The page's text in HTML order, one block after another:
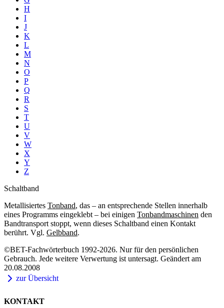
H
I
J
K
L
M
N
O
P
Q
R
S
T
U
V
W
X
Y
Z
Schaltband
Metallisiertes Tonband, das – an entsprechende Stellen innerhalb
eines Programms eingeklebt – bei einigen Tonbandmaschinen den
Bandtransport stoppt, wenn dieses Schaltband einen Kontakt
berührt. Vgl. Gelbband.
©BET-Fachwörterbuch 1992-2026. Nur für den persönlichen
Gebrauch. Jede weitere Verwertung ist untersagt. Geändert am
20.08.2008
zur Übersicht
KONTAKT